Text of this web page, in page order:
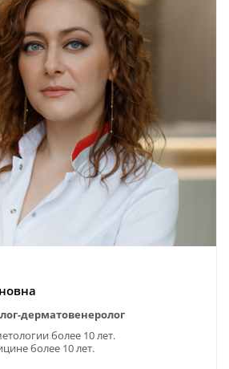
дерматовенеролог
более 10 лет.
более 10 лет.